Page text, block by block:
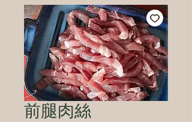
前腿肉絲